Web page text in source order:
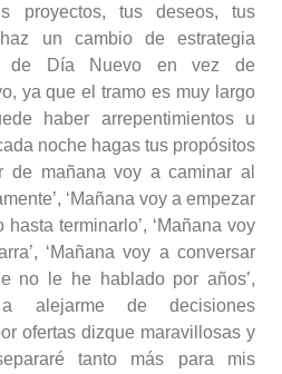
proyectos, tus deseos, tus
un cambio de estrategia
de Día Nuevo en vez de
ya que el tramo es muy largo
haber arrepentimientos u
noche hagas tus propósitos
de mañana voy a caminar al
‘Mañana voy a empezar
terminarlo’, ‘Mañana voy
‘Mañana voy a conversar
no le he hablado por años’,
a alejarme de decisiones
ofertas dizque maravillosas y
tanto más para mis